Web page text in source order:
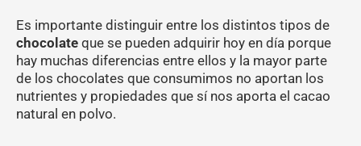
Es importante distinguir entre los distintos tipos de
chocolate que se pueden adquirir hoy en día porque
hay muchas diferencias entre ellos y la mayor parte
de los chocolates que consumimos no aportan los
nutrientes y propiedades que sí nos aporta el cacao
natural en polvo.